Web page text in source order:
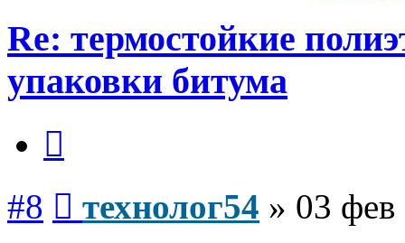
Re: термостойкие
упаковки битума
#8 технолог54 » 03